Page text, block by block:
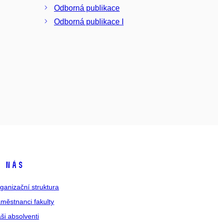
Odborná publikace
Odborná publikace I
nás
struktura
fakulty
absolventi